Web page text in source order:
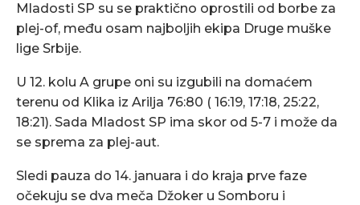
Mladosti SP su se praktično oprostili od borbe za
plej-of, među osam najboljih ekipa Druge muške
lige Srbije.
U 12. kolu A grupe oni su izgubili na domaćem
terenu od Klika iz Arilja 76:80 ( 16:19, 17:18, 25:22,
18:21). Sada Mladost SP ima skor od 5-7 i može da
se sprema za plej-aut.
Sledi pauza do 14. januara i do kraja prve faze
očekuju se dva meča Džoker u Somboru i